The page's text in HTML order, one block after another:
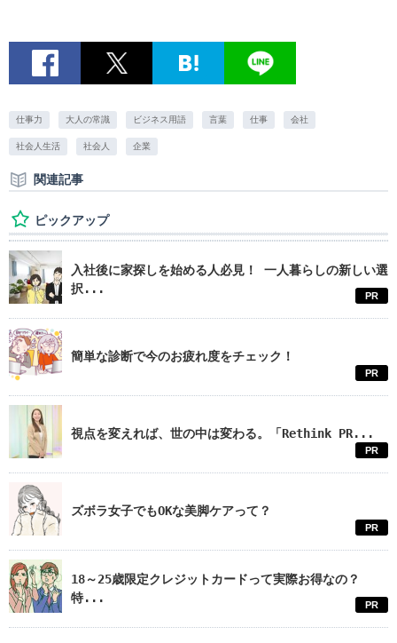
仕事力 大人の常識 ビジネス用語 言葉 仕事 会社
社会人生活 社会人 企業
関連記事
ピックアップ
入社後に家探しを始める人必見！ 一人暮らしの新しい選
択...
PR
簡単な診断で今のお疲れ度をチェック！
PR
視点を変えれば、世の中は変わる。「Rethink PR...
PR
ズボラ女子でもOKな美脚ケアって？
PR
18～25歳限定クレジットカードって実際お得なの？
特...
PR